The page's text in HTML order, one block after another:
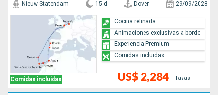
Comidas incluidas
Nieuw Statendam 15 d Dover 29/09/2028
US$ 2,284 +Tasas
Cocina refinada
Animaciones exclusivas a bordo
Experiencia Premium
Comidas incluidas